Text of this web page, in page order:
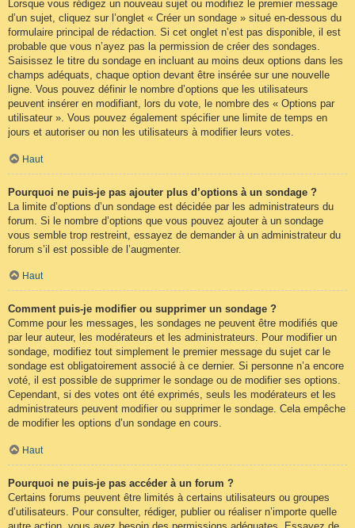
Lorsque vous rédigez un nouveau sujet ou modifiez le premier message
d’un sujet, cliquez sur l’onglet « Créer un sondage » situé en-dessous du
formulaire principal de rédaction. Si cet onglet n’est pas disponible, il est
probable que vous n’ayez pas la permission de créer des sondages.
Saisissez le titre du sondage en incluant au moins deux options dans les
champs adéquats, chaque option devant être insérée sur une nouvelle
ligne. Vous pouvez définir le nombre d’options que les utilisateurs
peuvent insérer en modifiant, lors du vote, le nombre des « Options par
utilisateur ». Vous pouvez également spécifier une limite de temps en
jours et autoriser ou non les utilisateurs à modifier leurs votes.
Haut
Pourquoi ne puis-je pas ajouter plus d’options à un sondage ?
La limite d’options d’un sondage est décidée par les administrateurs du
forum. Si le nombre d’options que vous pouvez ajouter à un sondage
vous semble trop restreint, essayez de demander à un administrateur du
forum s’il est possible de l’augmenter.
Haut
Comment puis-je modifier ou supprimer un sondage ?
Comme pour les messages, les sondages ne peuvent être modifiés que
par leur auteur, les modérateurs et les administrateurs. Pour modifier un
sondage, modifiez tout simplement le premier message du sujet car le
sondage est obligatoirement associé à ce dernier. Si personne n’a encore
voté, il est possible de supprimer le sondage ou de modifier ses options.
Cependant, si des votes ont été exprimés, seuls les modérateurs et les
administrateurs peuvent modifier ou supprimer le sondage. Cela empêche
de modifier les options d’un sondage en cours.
Haut
Pourquoi ne puis-je pas accéder à un forum ?
Certains forums peuvent être limités à certains utilisateurs ou groupes
d’utilisateurs. Pour consulter, rédiger, publier ou réaliser n’importe quelle